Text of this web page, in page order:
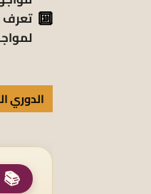
تعرف
الدوري